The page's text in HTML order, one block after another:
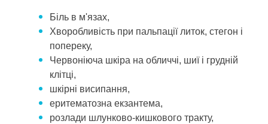
Біль в м'язах,
Хворобливість при пальпації литок, стегон і
попереку,
Червоніюча шкіра на обличчі, шиї і грудній
клітці,
шкірні висипання,
еритематозна екзантема,
розлади шлунково-кишкового тракту,